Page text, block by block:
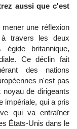
aussi que c'est
une réflexion
travers les deux
britannique,
Ce déclin fait
des nations
n'est pas
de dirigeants
impériale, qui a pris
qui va entraîner
États-Unis dans le